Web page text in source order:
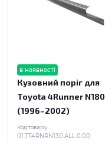
в наявності
Кузовний поріг для
Toyota 4Runner N180
(1996–2002)
Код товару:
01.TT4RNRN130.ALL.0.00